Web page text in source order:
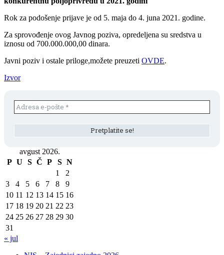
Rok za podošenje prijave je od 5. maja do 4. juna 2021. godine.
Za sprovođenje ovog Javnog poziva, opredeljena su sredstva u
iznosu od 700.000.000,00 dinara.
Javni poziv i ostale priloge,možete preuzeti OVDE.
Izvor
avgust 2026.
P U S Č P S N
1
2
3
4 5 6 7 8
9
10 11 12 13 14 15 16
17 18 19 20 21 22 23
24 25 26 27 28 29 30
31
« jul